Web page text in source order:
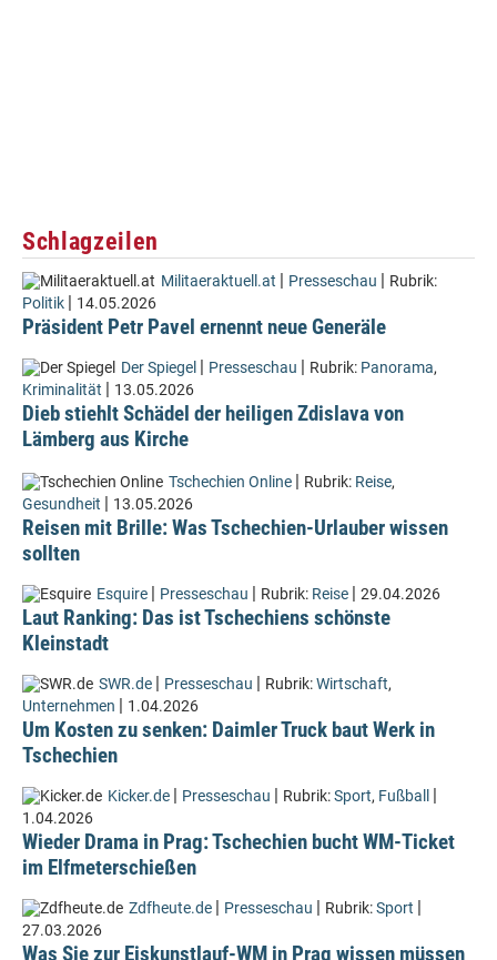
Schlagzeilen
Militaeraktuell.at | Presseschau | Rubrik:
Politik | 14.05.2026
Präsident Petr Pavel ernennt neue Generäle
Der Spiegel | Presseschau | Rubrik: Panorama,
Kriminalität | 13.05.2026
Dieb stiehlt Schädel der heiligen Zdislava von
Lämberg aus Kirche
Tschechien Online | Rubrik: Reise,
Gesundheit | 13.05.2026
Reisen mit Brille: Was Tschechien-Urlauber wissen
sollten
Esquire | Presseschau | Rubrik: Reise | 29.04.2026
Laut Ranking: Das ist Tschechiens schönste
Kleinstadt
SWR.de | Presseschau | Rubrik:Wirtschaft,
Unternehmen | 1.04.2026
Um Kosten zu senken: Daimler Truck baut Werk in
Tschechien
Kicker.de | Presseschau | Rubrik:Sport, Fußball |
1.04.2026
Wieder Drama in Prag: Tschechien bucht WM-Ticket
im Elfmeterschießen
Zdfheute.de | Presseschau | Rubrik:Sport |
27.03.2026
Was Sie zur Eiskunstlauf-WM in Prag wissen müssen